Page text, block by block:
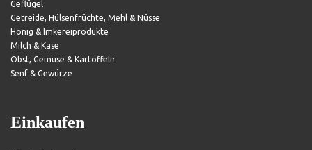
Geflügel
Getreide, Hülsenfrüchte, Mehl & Nüsse
Honig & Imkereiprodukte
Milch & Käse
Obst, Gemüse & Kartoffeln
Senf & Gewürze
Einkaufen